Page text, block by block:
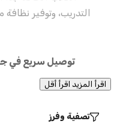
94.50
التدريب، وتوفير نظافة
توصيل سريع في
اقرأ المزيد اقرأ أقل
تصفية وفرز